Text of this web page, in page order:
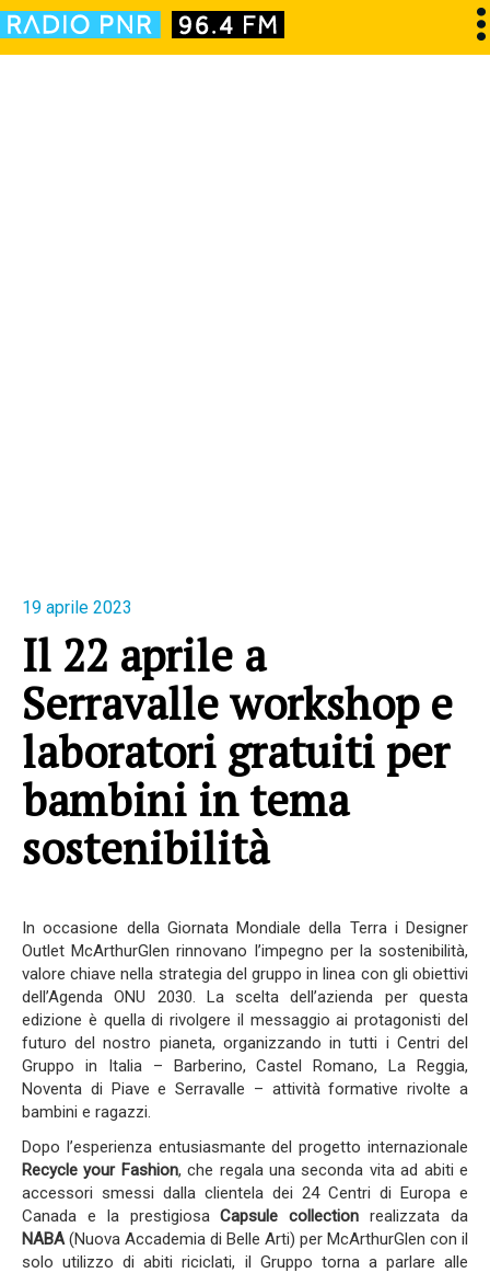
19 aprile 2023
Il 22 aprile a
Serravalle workshop e
laboratori gratuiti per
bambini in tema
sostenibilità
In occasione della Giornata Mondiale della Terra i Designer
Outlet McArthurGlen rinnovano l’impegno per la sostenibilità,
valore chiave nella strategia del gruppo in linea con gli obiettivi
dell’Agenda ONU 2030. La scelta dell’azienda per questa
edizione è quella di rivolgere il messaggio ai protagonisti del
futuro del nostro pianeta, organizzando in tutti i Centri del
Gruppo in Italia – Barberino, Castel Romano, La Reggia,
Noventa di Piave e Serravalle – attività formative rivolte a
bambini e ragazzi.
Dopo l’esperienza entusiasmante del progetto internazionale
Recycle your Fashion, che regala una seconda vita ad abiti e
accessori smessi dalla clientela dei 24 Centri di Europa e
Canada e la prestigiosaCapsule collection realizzata da
NABA(Nuova Accademia di Belle Arti) per McArthurGlen con il
solo utilizzo di abiti riciclati, il Gruppo torna a parlare alle